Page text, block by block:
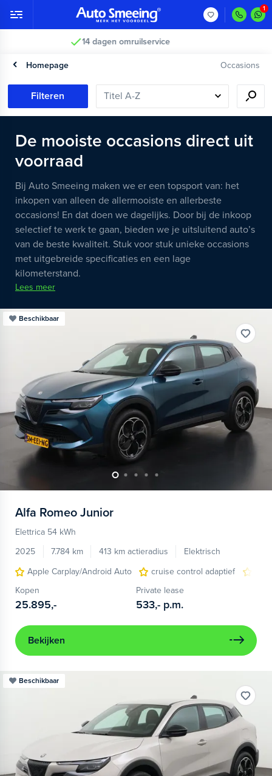
Vakkundig gecontroleerd >
Homepage Occasions
Filteren
De mooiste occasions direct uit
voorraad
Bij Auto Smeeing maken we er een topsport van: het
inkopen van alleen de allermooiste en allerbeste
occasions! En dat doen we dagelijks. Door bij de inkoop
selectief te werk te gaan, bieden we je uitsluitend auto’s
van de beste kwaliteit. Stuk voor stuk unieke occasions
met uitgebreide specificaties en een lage
kilometerstand.
Lees meer
Beschikbaar
Alfa Romeo Junior
Elettrica 54 kWh
2025
7.784 km 413 km actieradius
Elektrisch
Apple Carplay/Android Auto
cruise control adaptief
Kopen
25.895,-
Private lease
533,- p.m.
Bekijken
Beschikbaar